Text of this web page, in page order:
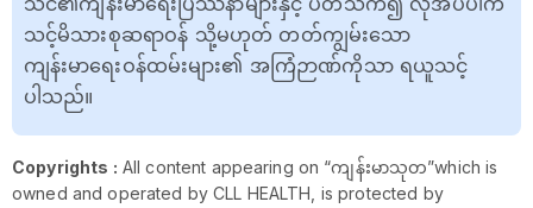
သင့်မိသားစုဆရာဝန် သို့မဟုတ် တတ်ကျွမ်းသော
ကျန်းမာရေးဝန်ထမ်းများ၏ အကြံဉာဏ်ကိုသာ ရယူသင့်
ပါသည်။
Copyrights : All content appearing on “ကျန်းမာသုတ”which is
owned and operated by CLL HEALTH, is protected by